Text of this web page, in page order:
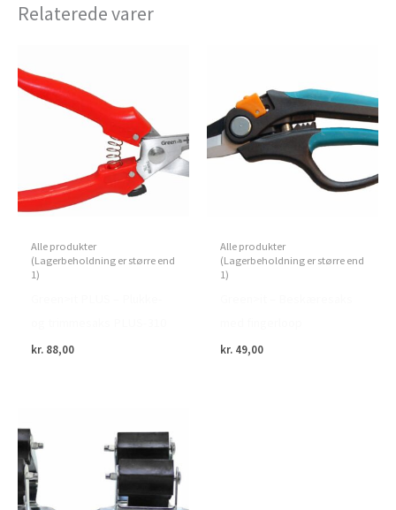
Relaterede varer
Alle produkter
(Lagerbeholdning er større end
1)
kr. 88,00
Alle produkter
(Lagerbeholdning er større end
1)
kr. 49,00